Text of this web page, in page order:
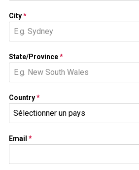
City*
State/Province*
Country*
Sélectionner un pays
Email *